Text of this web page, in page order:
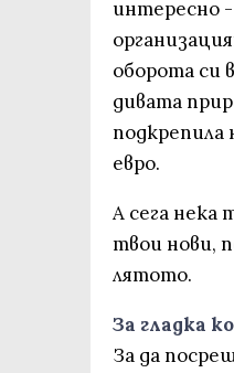
интересно
оборота си
дивата
подкрепила
евро.
А сега нека
твои нови,
лятото.
За гладка
За да